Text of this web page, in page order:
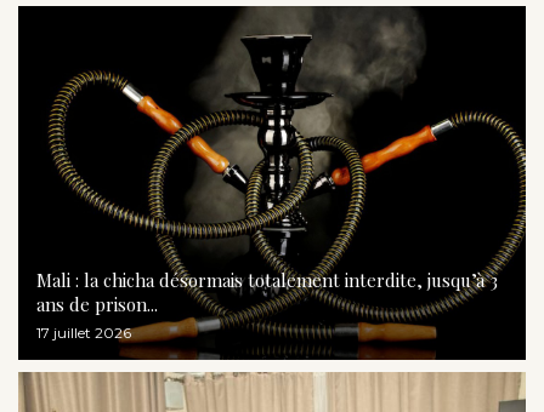
Mali : la chicha désormais totalement interdite, jusqu’à 3
ans de prison...
17 juillet 2026